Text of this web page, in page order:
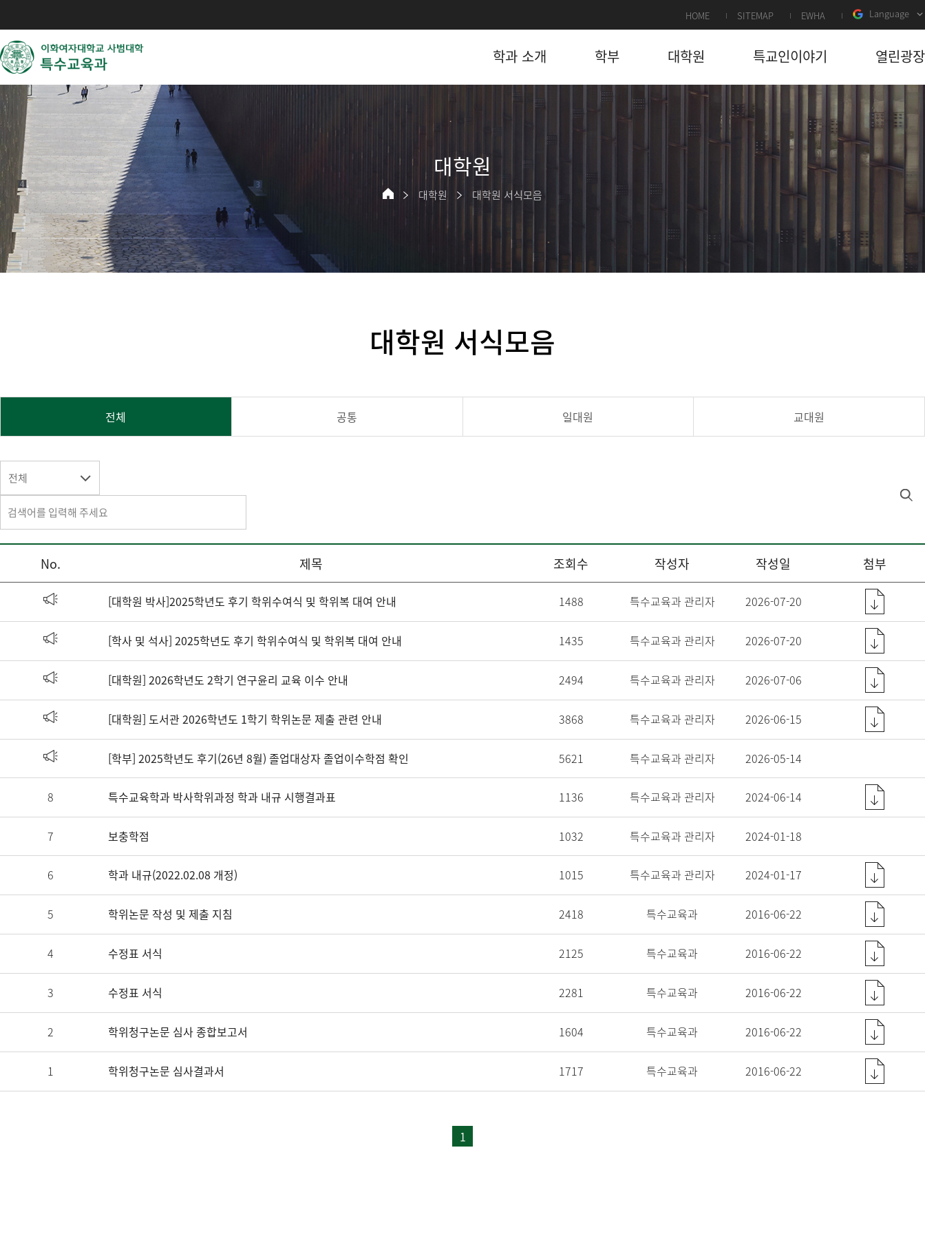
HOME SITEMAP EWHA Language
학과 소개 학부 대학원 특교인이야기 열린광장
대학원
대학원 대학원 서식모음
대학원 서식모음
전체 공통 일대원 교대원
전체
No. 제목 조회수 작성자 작성일 첨부
[대학원 박사]2025학년도 후기 학위수여식 및 학위복 대여 안내 1488 특수교육과 관리자 2026-07-20
[학사 및 석사] 2025학년도 후기 학위수여식 및 학위복 대여 안내 1435 특수교육과 관리자 2026-07-20
[대학원] 2026학년도 2학기 연구윤리 교육 이수 안내 2494 특수교육과 관리자 2026-07-06
[대학원] 도서관 2026학년도 1학기 학위논문 제출 관련 안내 3868 특수교육과 관리자 2026-06-15
[학부] 2025학년도 후기(26년 8월) 졸업대상자 졸업이수학점 확인 5621 특수교육과 관리자 2026-05-14
8 특수교육학과 박사학위과정 학과 내규 시행결과표 1136 특수교육과 관리자 2024-06-14
7 보충학점 1032 특수교육과 관리자 2024-01-18
6 학과 내규(2022.02.08 개정) 1015 특수교육과 관리자 2024-01-17
5 학위논문 작성 및 제출 지침 2418 특수교육과 2016-06-22
4 수정표 서식 2125 특수교육과 2016-06-22
3 수정표 서식 2281 특수교육과 2016-06-22
2 학위청구논문 심사 종합보고서 1604 특수교육과 2016-06-22
1 학위청구논문 심사결과서 1717 특수교육과 2016-06-22
1